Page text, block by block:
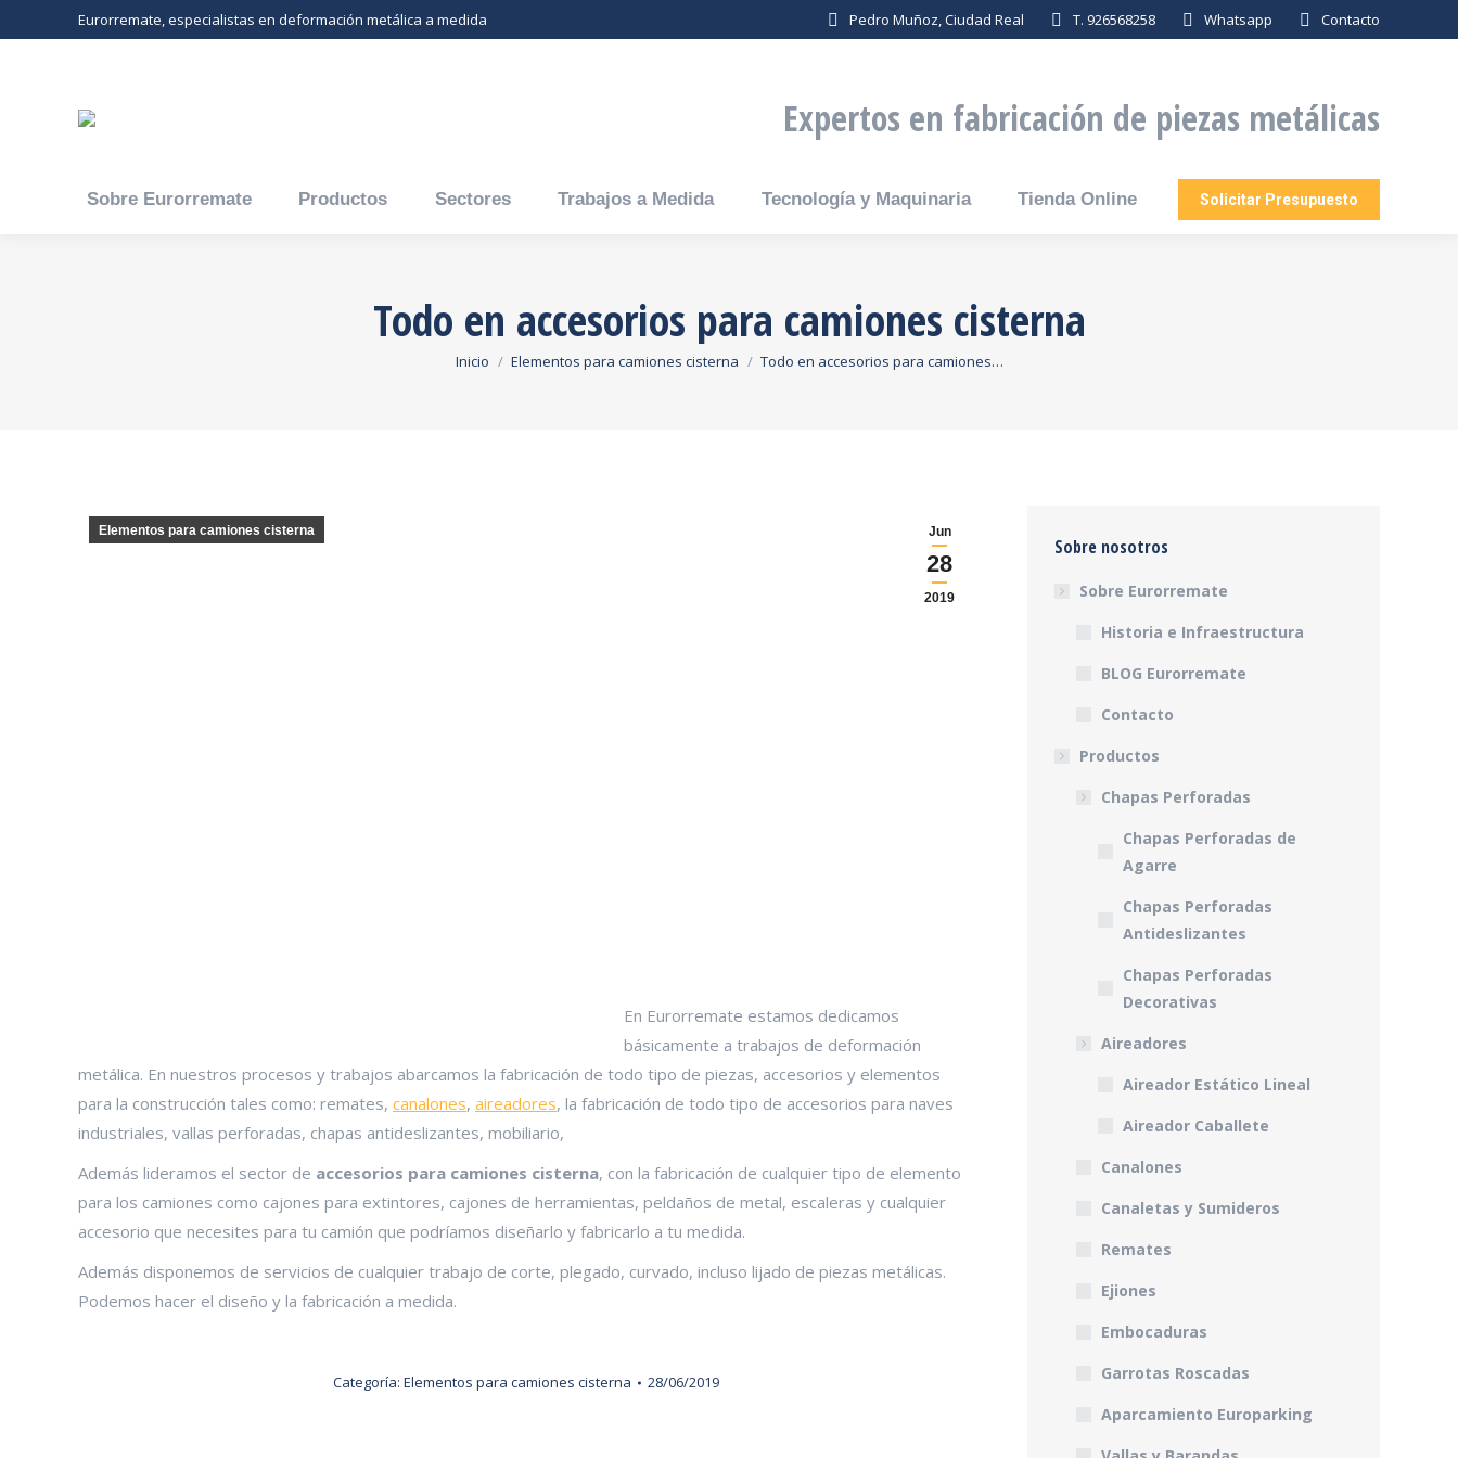
Eurorremate, especialistas en deformación metálica a medida Pedro Muñoz, Ciudad Real T. 926568258 Whatsapp Contacto
Expertos en fabricación de piezas metálicas
Sobre Eurorremate Productos Sectores Trabajos a Medida Tecnología y Maquinaria Tienda Online Solicitar Presupuesto
Todo en accesorios para camiones cisterna
Estás aquí:
Inicio Elementos para camiones cisterna Todo en accesorios para camiones…
Jun
28
2019
Elementos para camiones cisterna
En Eurorremate estamos dedicamos
básicamente a trabajos de deformación
metálica. En nuestros procesos y trabajos abarcamos la fabricación de todo tipo de piezas, accesorios y elementos
para la construcción tales como: remates, canalones, aireadores, la fabricación de todo tipo de accesorios para naves
industriales, vallas perforadas, chapas antideslizantes, mobiliario,
Además lideramos el sector de accesorios para camiones cisterna, con la fabricación de cualquier tipo de elemento
para los camiones como cajones para extintores, cajones de herramientas, peldaños de metal, escaleras y cualquier
accesorio que necesites para tu camión que podríamos diseñarlo y fabricarlo a tu medida.
Además disponemos de servicios de cualquier trabajo de corte, plegado, curvado, incluso lijado de piezas metálicas.
Podemos hacer el diseño y la fabricación a medida.
Categoría: Elementos para camiones cisterna 28/06/2019
Sobre nosotros
Sobre Eurorremate
Historia e Infraestructura
BLOG Eurorremate
Contacto
Productos
Chapas Perforadas
Chapas Perforadas de
Agarre
Chapas Perforadas
Antideslizantes
Chapas Perforadas
Decorativas
Aireadores
Aireador Estático Lineal
Aireador Caballete
Canalones
Canaletas y Sumideros
Remates
Ejiones
Embocaduras
Garrotas Roscadas
Aparcamiento Europarking